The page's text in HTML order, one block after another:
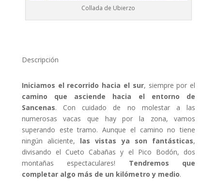
Collada de Ubierzo
Descripción
Iniciamos el recorrido hacia el sur, siempre por el
camino que asciende hacia el entorno de
Sancenas. Con cuidado de no molestar a las
numerosas vacas que hay por la zona, vamos
superando este tramo. Aunque el camino no tiene
ningún aliciente, las vistas ya son fantásticas,
divisando el Cueto Cabañas y el Pico Bodón, dos
montañas espectaculares! Tendremos que
completar algo más de un kilómetro y medio.